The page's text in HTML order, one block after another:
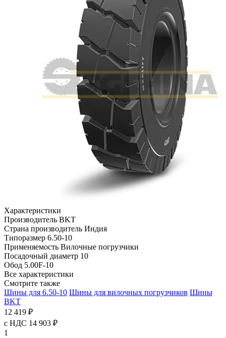
Характеристики
Производитель BKT
Страна производитель Индия
Типоразмер 6.50-10
Применяемость Вилочные погрузчики
Посадочный диаметр 10
Обод 5.00F-10
Все характеристики
Смотрите также
Шины для 6.50-10 Шины для вилочных погрузчиков Шины
BKT
12 419 ₽
с НДС 14 903 ₽
1